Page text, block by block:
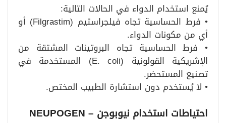
يُمنع استخدام الدواء في الحالات التالية:
• فرط الحساسية تجاه فيلجراستيم (Filgrastim) أو
أي من مكونات الدواء.
• فرط الحساسية تجاه البروتينات المشتقة من
الإشريكية القولونية (E. coli) المستخدمة في
تصنيع المستحضر.
• لا يُستخدم دون استشارة الطبيب المختص.
احتياطات استخدام نيوبوجن – NEUPOGEN